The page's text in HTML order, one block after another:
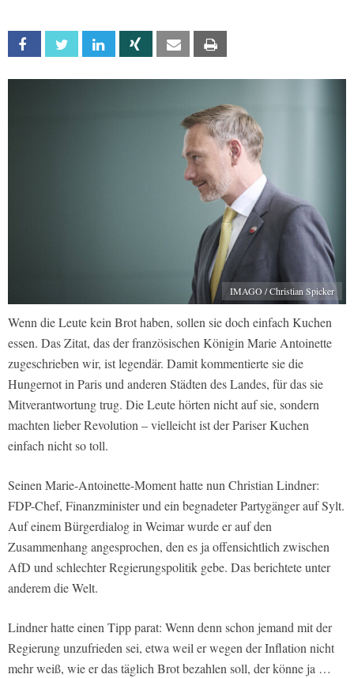
Facebook Twitter Linkedin Xing Email
IMAGO / Christian Spicker
Wenn die Leute kein Brot haben, sollen sie doch einfach Kuchen
essen. Das Zitat, das der französischen Königin Marie Antoinette
zugeschrieben wir, ist legendär. Damit kommentierte sie die
Hungernot in Paris und anderen Städten des Landes, für das sie
Mitverantwortung trug. Die Leute hörten nicht auf sie, sondern
machten lieber Revolution – vielleicht ist der Pariser Kuchen
einfach nicht so toll.
Seinen Marie-Antoinette-Moment hatte nun Christian Lindner:
FDP-Chef, Finanzminister und ein begnadeter Partygänger auf Sylt.
Auf einem Bürgerdialog in Weimar wurde er auf den
Zusammenhang angesprochen, den es ja offensichtlich zwischen
AfD und schlechter Regierungspolitik gebe. Das berichtete unter
anderem die Welt.
Lindner hatte einen Tipp parat: Wenn denn schon jemand mit der
Regierung unzufrieden sei, etwa weil er wegen der Inflation nicht
mehr weiß, wie er das täglich Brot bezahlen soll, der könne ja …